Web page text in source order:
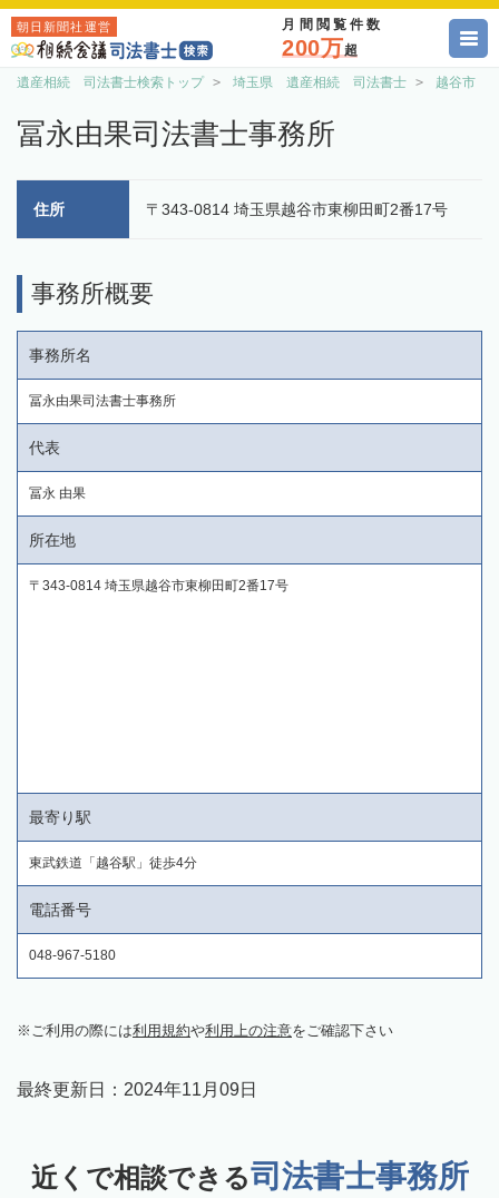
朝日新聞社運営 月間閲覧件数
200万超
遺産相続 司法書士検索トップ 埼玉県 遺産相続 司法書士 越谷市
冨永由果司法書士事務所
住所 〒343-0814 埼玉県越谷市東柳田町2番17号
事務所概要
事務所名
冨永由果司法書士事務所
代表
冨永 由果
所在地
〒343-0814 埼玉県越谷市東柳田町2番17号
最寄り駅
東武鉄道「越谷駅」徒歩4分
電話番号
048-967-5180
ご利用の際には利用規約や利用上の注意をご確認下さい
最終更新日： 2024年11月09日
近くで相談できる司法書士事務所